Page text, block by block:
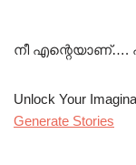
നീ എന്റെയാണ്….
Unlock Your
Generate Stories